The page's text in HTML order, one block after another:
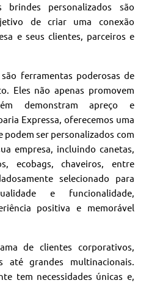
brindes personalizados são
de criar uma conexão
e seus clientes, parceiros e
ferramentas poderosas de
Eles não apenas promovem
demonstram apreço e
Expressa, oferecemos uma
ser personalizados com
empresa, incluindo canetas,
ecobags, chaveiros, entre
selecionado para
e funcionalidade,
positiva e memorável
de clientes corporativos,
até grandes multinacionais.
tem necessidades únicas e,